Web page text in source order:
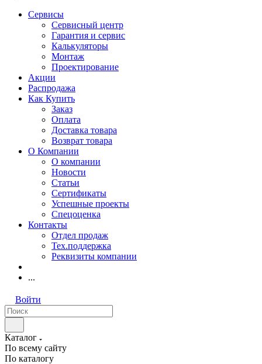
Сервисы
Сервисный центр
Гарантия и сервис
Калькуляторы
Монтаж
Проектирование
Акции
Распродажа
Как Купить
Заказ
Оплата
Доставка товара
Возврат товара
О Компании
О компании
Новости
Статьи
Сертификаты
Успешные проекты
Спецоценка
Контакты
Отдел продаж
Тех.поддержка
Реквизиты компании
...
Войти
Каталог
По всему сайту
По каталогу